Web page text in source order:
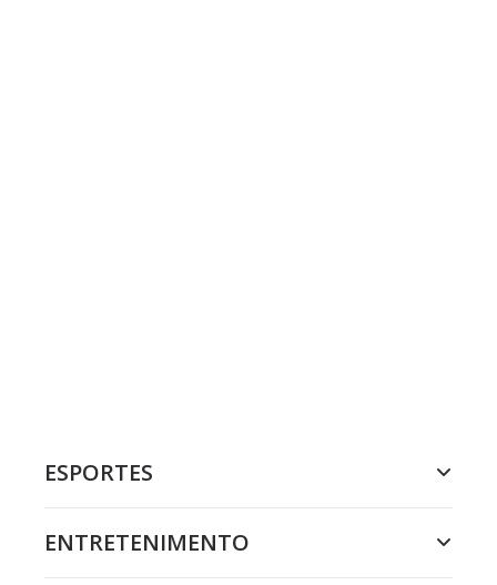
ESPORTES
ENTRETENIMENTO